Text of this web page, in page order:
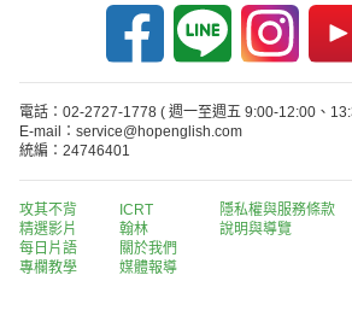
電話：02-2727-1778 ( 週一至週五 9:00-12:00、
E-mail：service@hopenglish.com
統編：24746401
攻其不背
精選影片
每日片語
專欄教學
ICRT
翰林
關於我們
媒體報導
隱私權與服務條款
說明與導覽